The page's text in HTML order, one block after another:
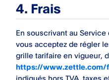
4. Frais
En souscrivant au
vous acceptez de régler
grille tarifaire en vigueur,
https://www.zettle.com/